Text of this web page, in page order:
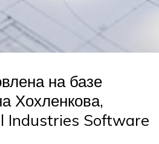
на базе
Хохленкова,
Industries Software